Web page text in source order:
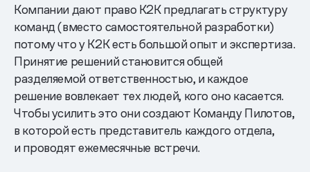
Компании дают право K2K предлагать структуру
команд (вместо самостоятельной разработки)
потому что у K2K есть большой опыт и экспертиза.
Принятие решений становится общей
разделяемой ответственностью, и каждое
решение вовлекает тех людей, кого оно касается.
Чтобы усилить это они создают Команду Пилотов,
в которой есть представитель каждого отдела,
и проводят ежемесячные встречи.